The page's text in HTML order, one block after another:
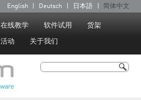
Jump to navigation
语
言
English Deutsch 日本語 简体中文
在线教学 软件试用 货架
活动 关于我们
搜索